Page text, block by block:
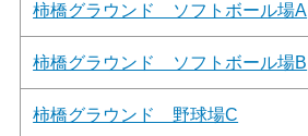
柿橋グラウンド ソフトボール場A
柿橋グラウンド ソフトボール場B
柿橋グラウンド 野球場C